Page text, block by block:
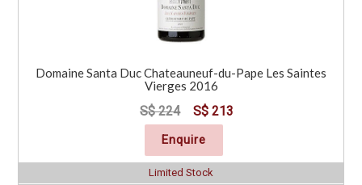
Domaine Santa Duc Chateauneuf-du-Pape Les Saintes
Vierges 2016
S$ 224 S$ 213
Enquire
Limited Stock